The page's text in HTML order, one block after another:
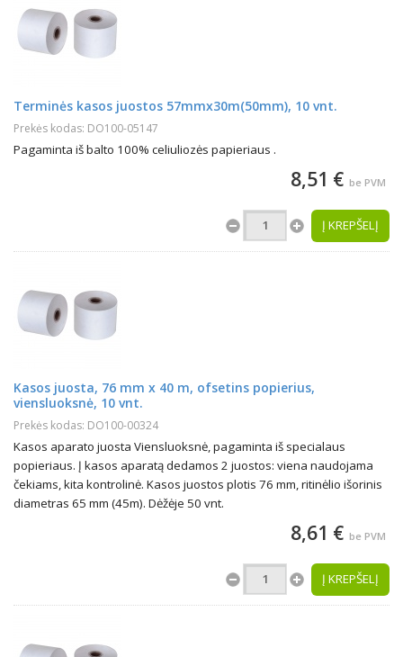
Terminės kasos juostos 57mmx30m(50mm), 10 vnt.
Prekės kodas: DO100-05147
Pagaminta iš balto 100% celiuliozės papieriaus .
8,51 € be PVM
Į KREPŠELĮ
Kasos juosta, 76 mm x 40 m, ofsetins popierius,
viensluoksnė, 10 vnt.
Prekės kodas: DO100-00324
Kasos aparato juosta Viensluoksnė, pagaminta iš specialaus
popieriaus. Į kasos aparatą dedamos 2 juostos: viena naudojama
čekiams, kita kontrolinė. Kasos juostos plotis 76 mm, ritinėlio išorinis
diametras 65 mm (45m). Dėžėje 50 vnt.
8,61 € be PVM
Į KREPŠELĮ